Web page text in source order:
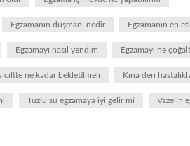
Egzamanın düşmanı nedir Egzamanın en
Egzamayı nasıl yendim Egzamayı ne
ciltte ne kadar bekletilmeli Kına deri
Tuzlu su egzamaya iyi gelir mi Vazelin